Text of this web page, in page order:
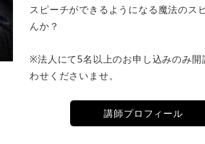
スピーチができるようになる魔法のス
んか？
※法人にて5名以上のお申し込みのみ
わせくださいませ。
講師プロフィール